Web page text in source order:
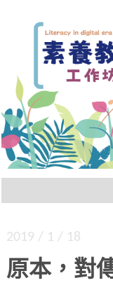
素養教
Literacy in
2019 / 1 / 18
原本，對